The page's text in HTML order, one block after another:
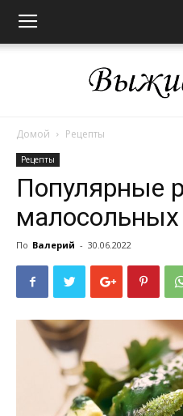
Домой Рецепты
Рецепты
Популярные
малосольных
По Валерий - 30.06.2022